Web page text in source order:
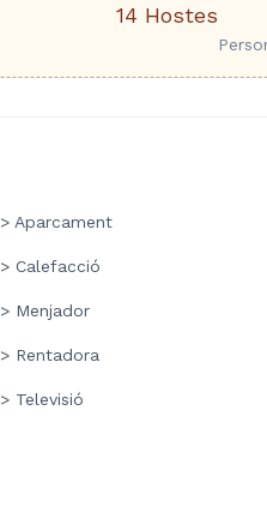
14 Hostes
> Aparcament
> Calefacció
> Menjador
> Rentadora
> Televisió